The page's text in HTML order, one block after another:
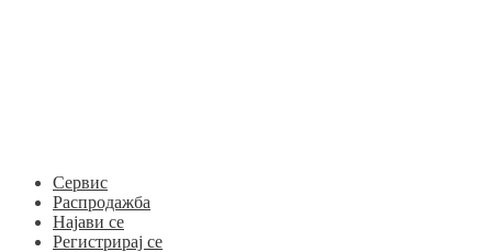
Сервис
Распродажба
Најави се
Регистрирај се